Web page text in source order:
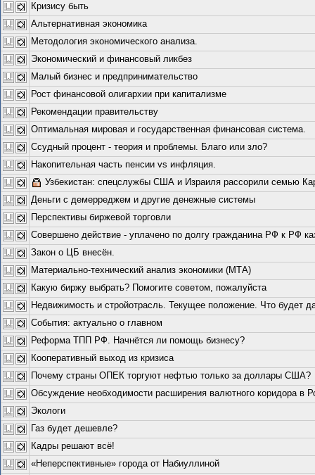
Кризису быть
Альтернативная экономика
Методология экономического анализа.
Экономический и финансовый ликбез
Малый бизнес и предпринимательство
Рост финансовой олигархии при капитализме
Рекомендации правительству
Оптимальная мировая и государственная финансовая система.
Ссудный процент - теория и проблемы. Благо или зло?
Накопительная часть пенсии vs инфляция.
Узбекистан: спецслужбы США и Израиля рассорили семью
Деньги с демерреджем и другие денежные системы
Перспективы биржевой торговли
Совершено действие - уплачено по долгу гражданина РФ к РФ
Закон о ЦБ внесён.
Материально-технический анализ экономики (МТА)
Какую биржу выбрать? Помогите советом, пожалуйста
Недвижимость и стройотрасль. Текущее положение. Что будет
События: актуально о главном
Реформа ТПП РФ. Начнётся ли помощь бизнесу?
Кооперативный выход из кризиса
Почему страны ОПЕК торгуют нефтью только за доллары США?
Обсуждение необходимости расширения валютного коридора в
Экологи
Газ будет дешевле?
Кадры решают всё!
«Неперспективные» города от Набиуллиной